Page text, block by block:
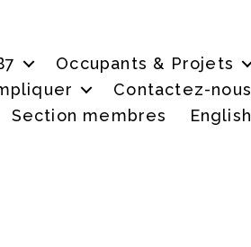
Occupants & Projets
Contactez-nous
Section membres
English